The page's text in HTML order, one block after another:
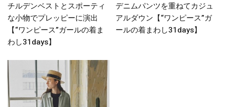
チルデンベストとスポーティ
な小物でプレッピーに演出
【“ワンピース”ガールの着ま
わし31days】
デニムパンツを重ねてカジュ
アルダウン【“ワンピース”ガ
ールの着まわし31days】